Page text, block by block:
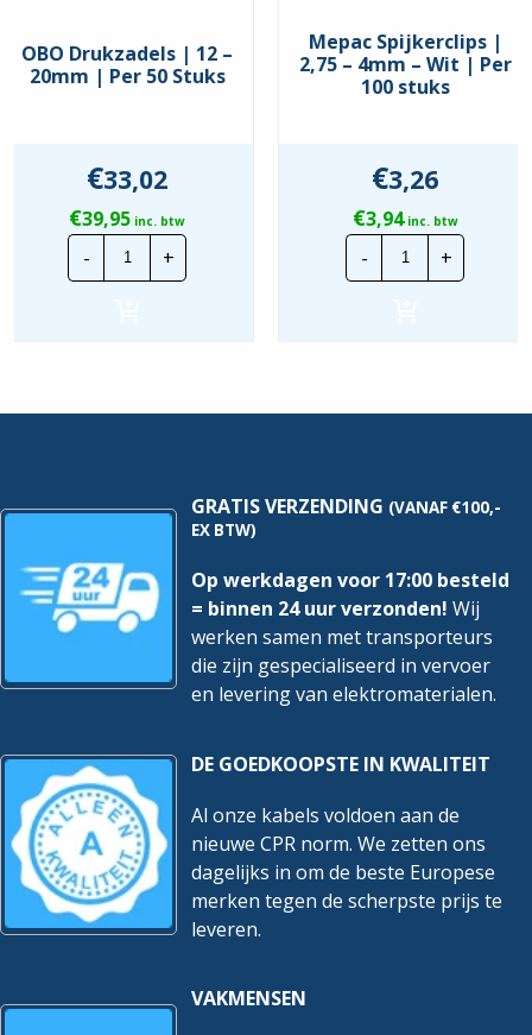
OBO Drukzadels | 12 –
20mm | Per 50 Stuks
€33,02
€39,95 inc. btw
-
OBO
Drukzadels
|
Stuks
+
Mepac Spijkerclips |
2,75 – 4mm – Wit | Per
100 stuks
€3,26
€3,94inc. btw
-
Mepac
Spijkerclips
|
Per
+
GRATIS VERZENDING (VANAF €100,-
EX BTW)
Op werkdagen voor 17:00 besteld
= binnen 24 uur verzonden! Wij
werken samen met transporteurs
die zijn gespecialiseerd in vervoer
en levering van elektromaterialen.
DE GOEDKOOPSTE IN KWALITEIT
Al onze kabels voldoen aan de
nieuwe CPR norm. We zetten ons
dagelijks in om de beste Europese
merken tegen de scherpste prijs te
leveren.
VAKMENSEN